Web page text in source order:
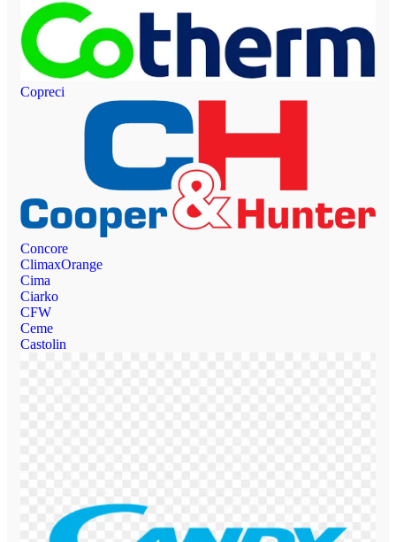
Copreci
Concore
ClimaxOrange
Cima
Ciarko
CFW
Ceme
Castolin